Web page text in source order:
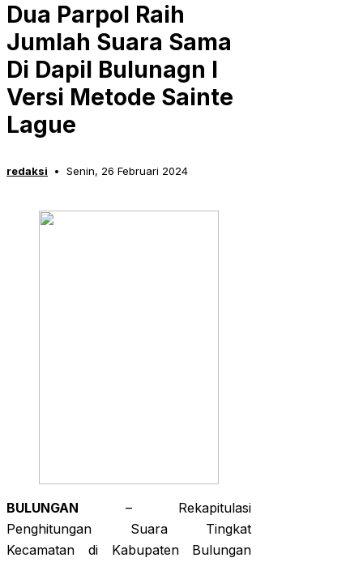
Dua Parpol Raih
Jumlah Suara Sama
Di Dapil Bulunagn I
Versi Metode Sainte
Lague
redaksi Senin, 26 Februari 2024
BULUNGAN – Rekapitulasi
Penghitungan Suara Tingkat
Kecamatan di Kabupaten Bulungan